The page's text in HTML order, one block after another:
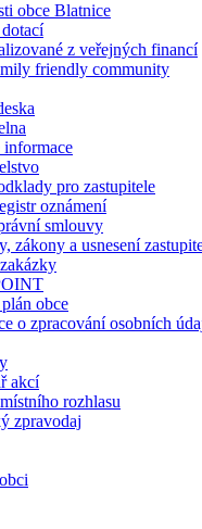
obce Blatnice
z veřejných financí
friendly community
informace
pro zastupitele
oznámení
smlouvy
zákony a usnesení
obce
o zpracování osobních
akcí
rozhlasu
zpravodaj